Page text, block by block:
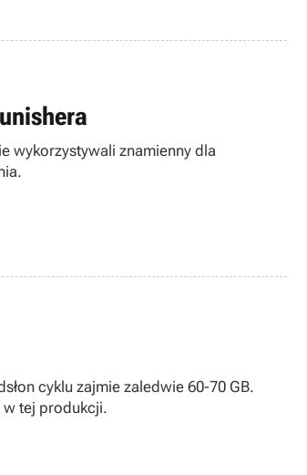
wykorzystywali znamienny dla
cyklu zajmie zaledwie 60-70 GB.
tej produkcji.